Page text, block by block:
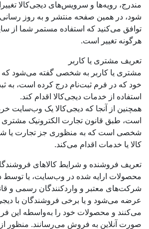
مندرج، رویه‏‌ها و سرویس‏‌های دیجی‌کالا تغییراتی
شود، در همین صفحه منتشر و به روز رسانی
توافق می‏‌کنید که استفاده مستمر شما از
هرگونه تغییر است.
تعریف مشتری یا کاربر
مشتری یا کاربر به شخصی گفته می‌شود که با
خود که در فرم ثبت‌نام درج کرده است، به
استفاده از خدمات دیجی‌کالا اقدام کند.
همچنین از آنجا که دیجی‌کالا یک وب‌سایت
است، طبق قانون تجارت الکترونیک مشتری
شخصی است که به منظوری جز تجارت یا
کالا یا خدمات اقدام می‌کند.
تعریف فروشنده و شرایط کالاهای فروشندگان
محصولات ارایه شده در وب‌سایت، یا توسط
شرکت‌های معتبر و واردکنندگان رسمی و
عرضه می‌شود و یا برخی فروشندگان با
می‌کنند و محصولات خود را به‌واسطه این
صورت آنلاین به فروش می‌رسانند. منظور از